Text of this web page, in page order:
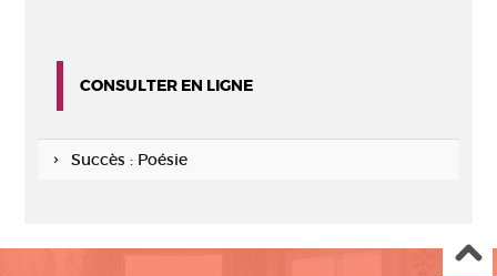
CONSULTER EN LIGNE
Succès : Poésie